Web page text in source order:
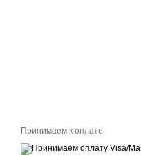
Принимаем к оплате